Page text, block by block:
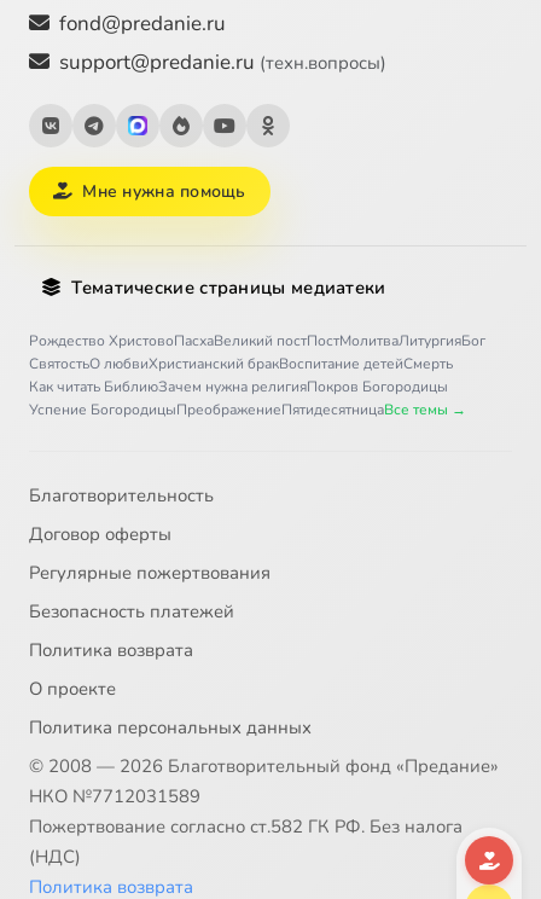
fond@predanie.ru
support@predanie.ru (техн.вопросы)
Мне нужна помощь
Тематические страницы медиатеки
Рождество ХристовоПасхаВеликий постПостМолитваЛитургияБог
СвятостьО любвиХристианский бракВоспитание детейСмерть
Как читать БиблиюЗачем нужна религияПокров Богородицы
Успение БогородицыПреображениеПятидесятницаВсе темы →
Благотворительность
Договор оферты
Регулярные пожертвования
Безопасность платежей
Политика возврата
О проекте
Политика персональных данных
© 2008 — 2026 Благотворительный фонд «Предание»
НКО №7712031589
Пожертвование согласно ст.582 ГК РФ. Без налога
(НДС)
Политика возврата